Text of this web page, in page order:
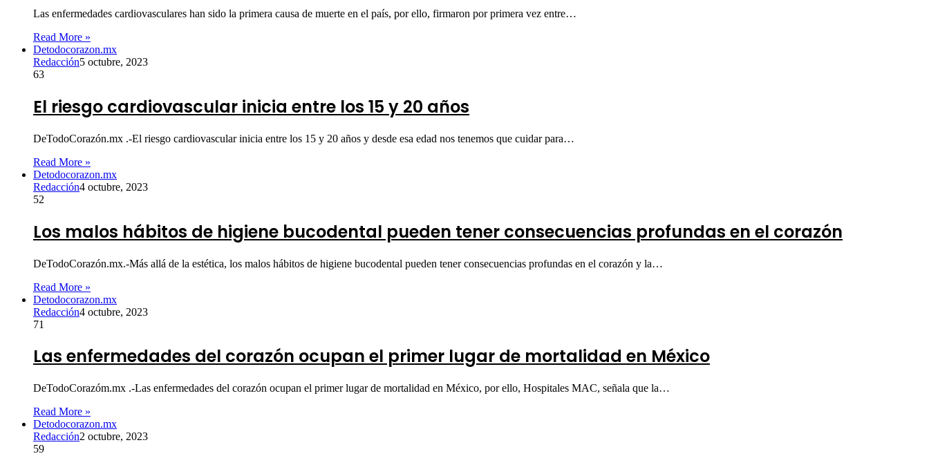
Las enfermedades cardiovasculares han sido la primera causa de muerte en el país, por ello, firmaron por primera vez entre…
Read More »
Detodocorazon.mx
Redacción5 octubre, 2023
63
El riesgo cardiovascular inicia entre los 15 y 20 años
DeTodoCorazón.mx .-El riesgo cardiovascular inicia entre los 15 y 20 años y desde esa edad nos tenemos que cuidar para…
Read More »
Detodocorazon.mx
Redacción4 octubre, 2023
52
Los malos hábitos de higiene bucodental pueden tener consecuencias profundas en el corazón
DeTodoCorazón.mx.-Más allá de la estética, los malos hábitos de higiene bucodental pueden tener consecuencias profundas en el corazón y la…
Read More »
Detodocorazon.mx
Redacción4 octubre, 2023
71
Las enfermedades del corazón ocupan el primer lugar de mortalidad en México
DeTodoCorazóm.mx .-Las enfermedades del corazón ocupan el primer lugar de mortalidad en México, por ello, Hospitales MAC, señala que la…
Read More »
Detodocorazon.mx
Redacción2 octubre, 2023
59